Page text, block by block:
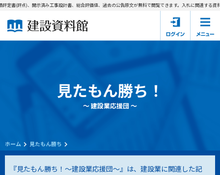
建設資料館とは
国土交通省の入札資料
会員登録について
サポーター会員一覧
(評点)、開示済み工事設計書、総合評価値、過去の公告原文が無料で閲覧できます。入札に関連する資料→
見たもん勝ち！
～ 建設業応援団 ～
ホーム 見たもん勝ち
『見たもん勝ち！～建設業応援団～』は、建設業に関連した記
会員サービスの利用条件等について定めるものです。
2. 管理者が建設資料館WEB上で随時掲載するルールは本規約の
一部を構成するものとします。